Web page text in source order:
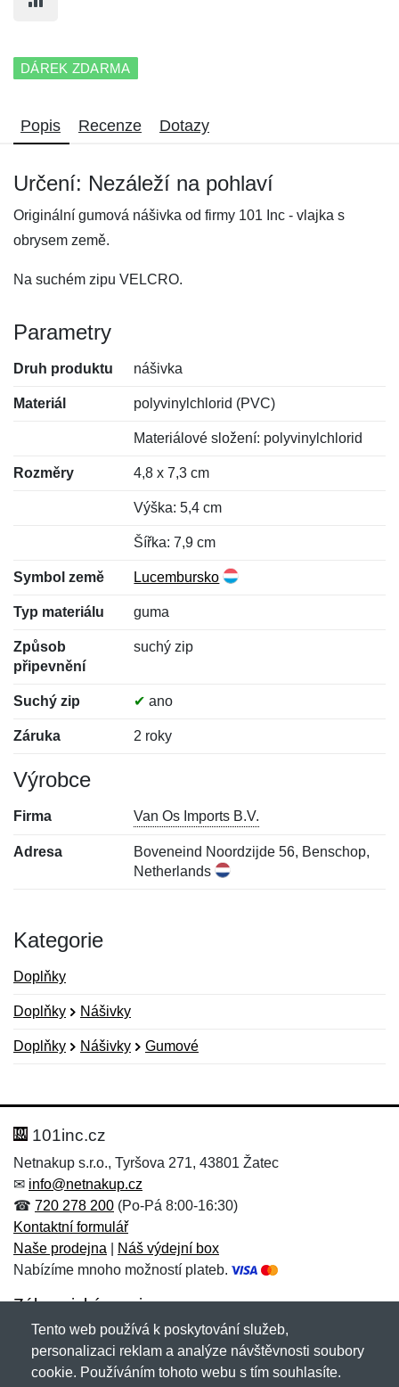
DÁREK ZDARMA
Popis Recenze Dotazy
Určení: Nezáleží na pohlaví
Originální gumová nášivka od firmy 101 Inc - vlajka s
obrysem země.
Na suchém zipu VELCRO.
Parametry
Druh produktu nášivka
Materiál polyvinylchlorid (PVC)
Materiálové složení: polyvinylchlorid
Rozměry 4,8 x 7,3 cm
Výška: 5,4 cm
Šířka: 7,9 cm
Symbol země Lucembursko
Typ materiálu guma
Způsob
připevnění
suchý zip
Suchý zip ✔ ano
Záruka 2 roky
Výrobce
Firma Van Os Imports B.V.
Adresa
Boveneind Noordzijde 56, Benschop,
Netherlands
Kategorie
Doplňky
Doplňky Nášivky
Doplňky Nášivky Gumové
Hodnocení:
Jméno: *
Zpráva*
Jméno:
E-mail:*
101inc.cz
Netnakup s.r.o., Tyršova 271, 43801 Žatec
✉ info@netnakup.cz
☎ 720 278 200 (Po-Pá 8:00-16:30)
Kontaktní formulář
Naše prodejna
Náš výdejní box
Nabízíme mnoho možností plateb.
Zákaznický servis
Novinky emailem
Tento web používá k poskytování služeb,
personalizaci reklam a analýze návštěvnosti soubory
cookie. Používáním tohoto webu s tím souhlasíte.